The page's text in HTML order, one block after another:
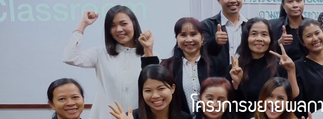
โครงการขยายผล